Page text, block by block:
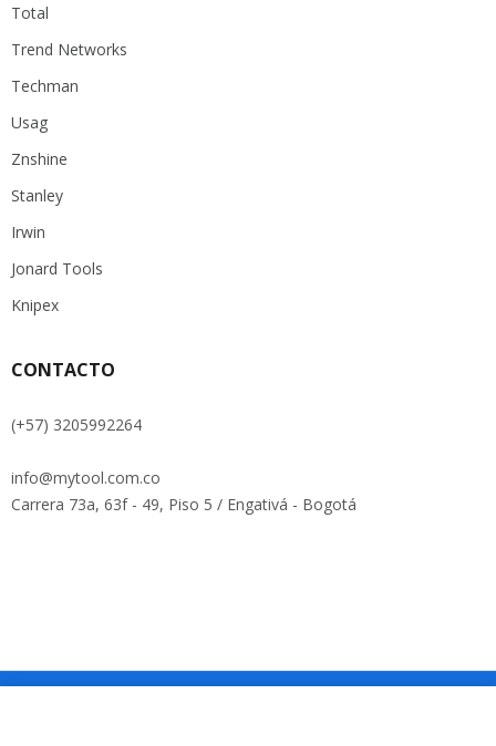
Total
Trend Networks
Techman
Usag
Znshine
Stanley
Irwin
Jonard Tools
Knipex
CONTACTO
(+57) 3205992264
info@mytool.com.co
Carrera 73a, 63f - 49, Piso 5 / Engativá - Bogotá